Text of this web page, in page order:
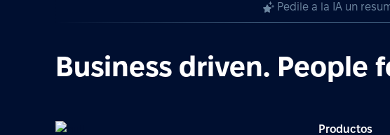
Pedile a la IA un
Business driven. People
Productos